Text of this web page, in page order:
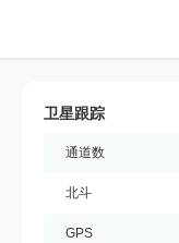
卫星跟踪
通道数
北斗
GPS